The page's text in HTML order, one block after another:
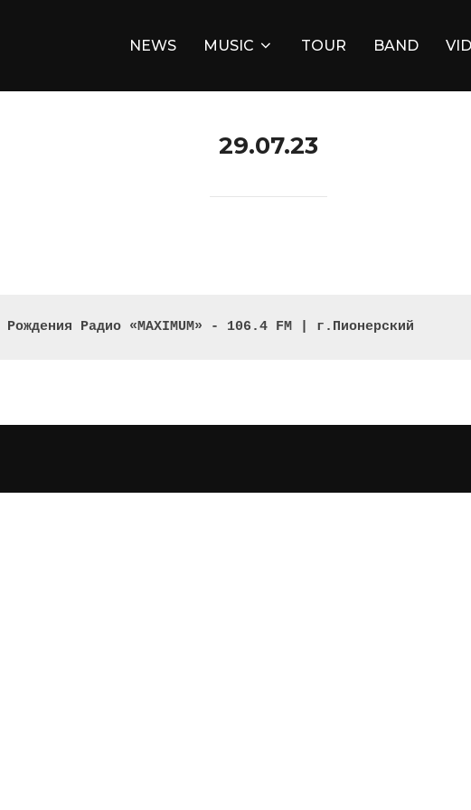
NEWS MUSIC TOUR BAND
29.07.23
Рождения Радио «MAXIMUM» - 106.4 FM | г. Пионерский